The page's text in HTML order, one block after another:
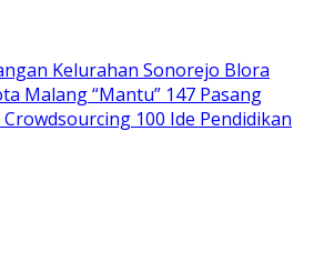
Kelurahan Sonorejo Blora
Malang “Mantu” 147 Pasang
100 Ide Pendidikan